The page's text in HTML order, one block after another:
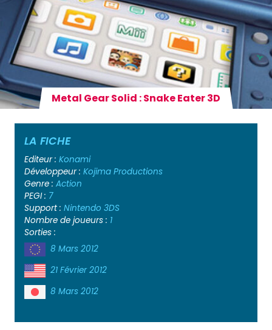
Metal Gear Solid : Snake Eater 3D
LA FICHE
Editeur : Konami
Développeur : Kojima Productions
Genre : Action
PEGI : 7
Support : Nintendo 3DS
Nombre de joueurs : 1
Sorties :
8 Mars 2012
21 Février 2012
8 Mars 2012